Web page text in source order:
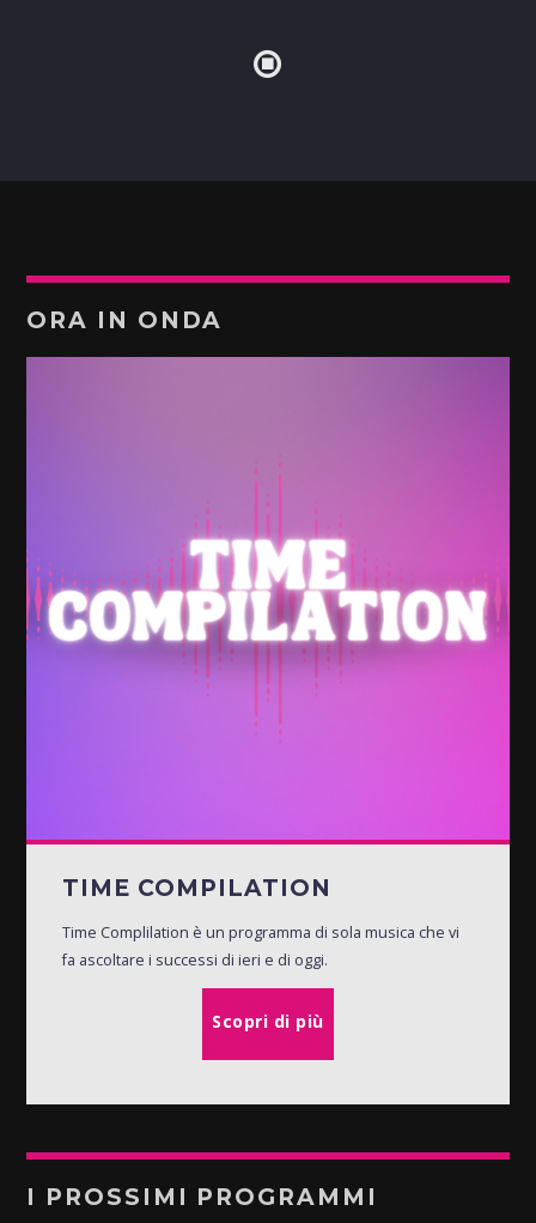
ORA IN ONDA
TIME COMPILATION
Time Complilation è un programma di sola musica che vi
fa ascoltare i successi di ieri e di oggi.
Scopri di più
I PROSSIMI PROGRAMMI